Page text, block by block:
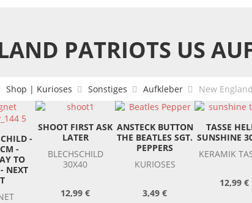
PATRIOTS US
Shop | Kurioses Sonstiges Aufkleber New
-
-
TO
NEXT
SHOOT FIRST ASK
LATER
BLECHSCHILD
30X40
12,99 €
ANSTECK BUTTON
THE BEATLES SGT.
PEPPERS
KURIOSES
3,49 €
TASSE
SUNSHINE
KERAMIK
12,99 €